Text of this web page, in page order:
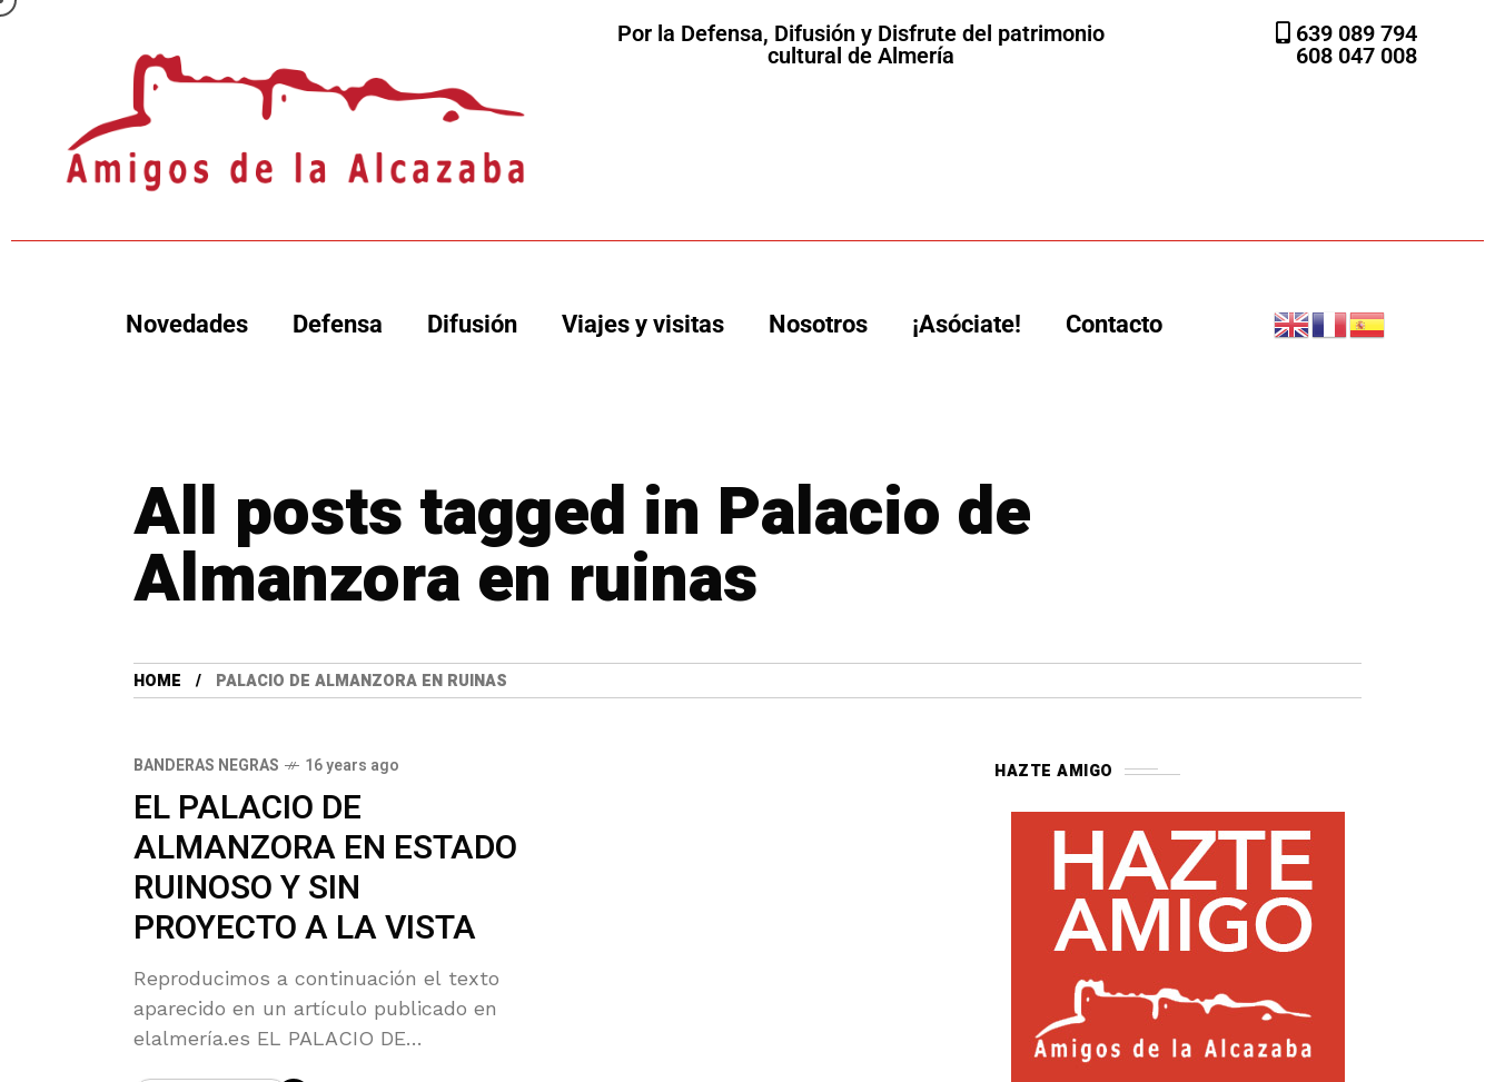
Por la Defensa, Difusión y Disfrute del patrimonio
cultural de Almería
639 089 794
608 047 008
Novedades Defensa Difusión Viajes y visitas Nosotros ¡Asóciate! Contacto
All posts tagged in Palacio de
Almanzora en ruinas
HOME PALACIO DE ALMANZORA EN RUINAS
BANDERAS NEGRAS 16 years ago
EL PALACIO DE
ALMANZORA EN ESTADO
RUINOSO Y SIN
PROYECTO A LA VISTA
Reproducimos a continuación el texto
aparecido en un artículo publicado en
elalmería.es EL PALACIO DE
HAZTE AMIGO